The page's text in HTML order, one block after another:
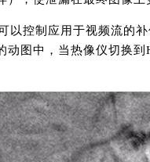
控制应用于视频流的补
动图中，当热像仪切换